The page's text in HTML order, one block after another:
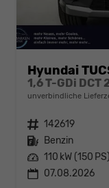
Hyundai
1,6 T-GDi DCT
unverbindliche
Fahrzeugnr. 142619
Kraftstoff Benzin
Leistung 110 kW (150 PS)
07.08.2026